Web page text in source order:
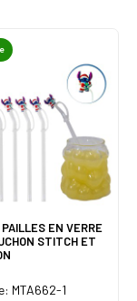
EN VERRE
STITCH ET
MTA662-1